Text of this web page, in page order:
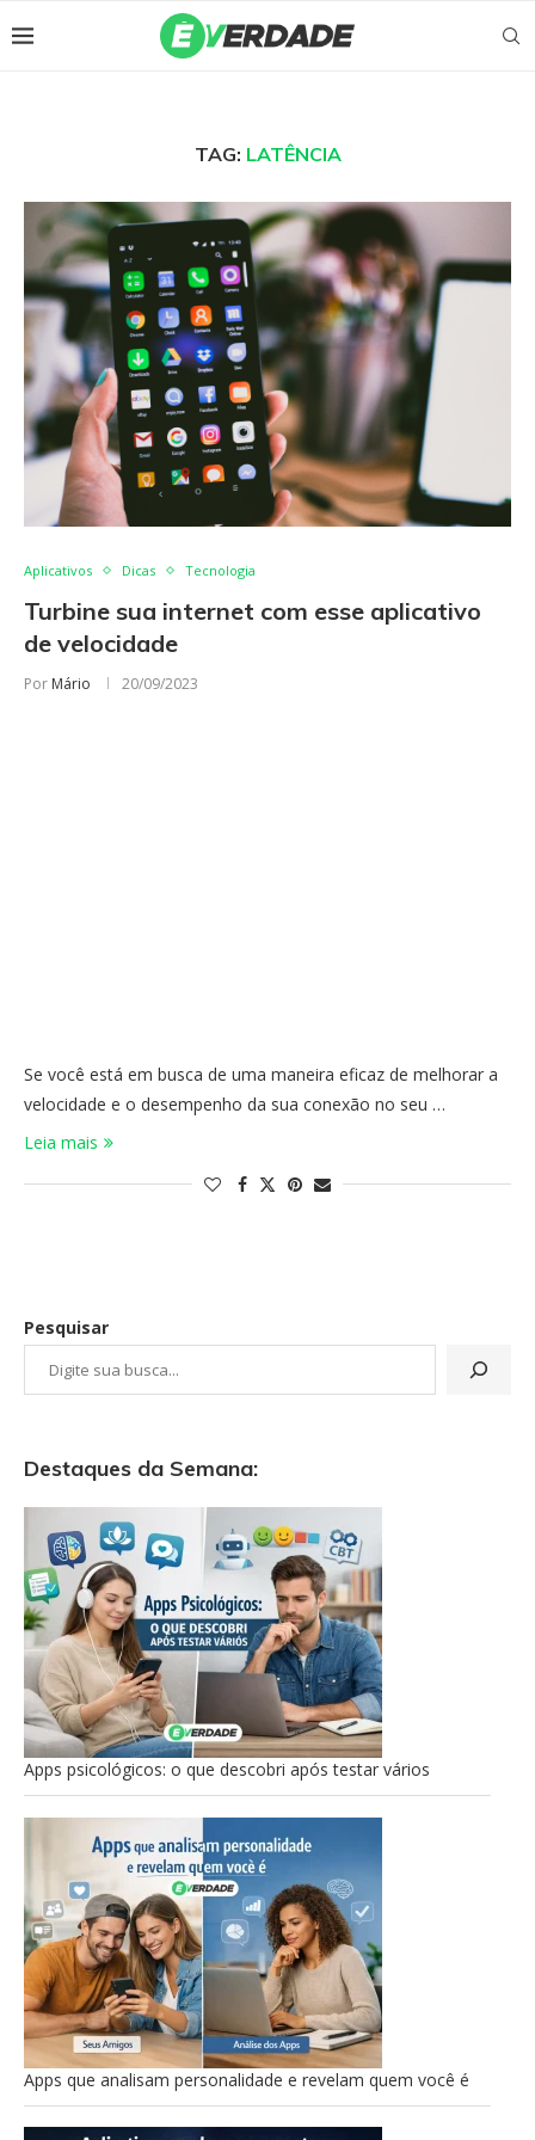
TAG: LATÊNCIA
Aplicativos Dicas Tecnologia
Turbine sua internet com esse aplicativo
de velocidade
Por Mário 20/09/2023
Se você está em busca de uma maneira eficaz de melhorar a
velocidade e o desempenho da sua conexão no seu …
Leia mais
Pesquisar
Destaques da Semana:
Apps psicológicos: o que descobri após testar vários
Apps que analisam personalidade e revelam quem você é